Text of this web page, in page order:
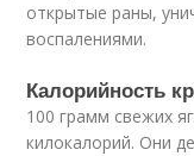
открытые раны,
воспалениями.
Калорийность
100 грамм свежих
килокалорий. Они